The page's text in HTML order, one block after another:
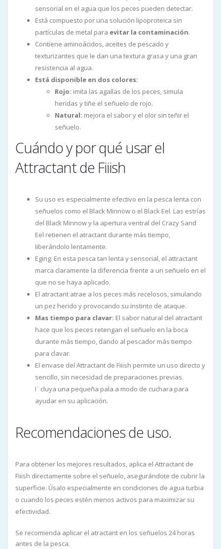
sensorial en el agua que los peces pueden detectar.
Está compuesto por una solución lipoproteica sin
partículas de metal para evitar la contaminación.
Contiene aminoácidos, aceites de pescado y
texturizantes que le dan una textura grasa y una gran
resistencia al agua.
Está disponible en dos colores:
Rojo: imita las agallas de los peces, simula
heridas y tiñe el señuelo de rojo.
Natural: mejora el sabor y el olor sin teñir el
señuelo.
Cuándo y por qué usar el
Attractant de Fiiish
Su uso es especialmente efectivo en la pesca lenta con
señuelos como el Black Minnow o el Black Eel. Las estrías
del Black Minnow y la apertura ventral del Crazy Sand
Eel retienen el atractant durante más tiempo,
liberándolo lentamente.
Eging: En esta pesca tan lenta y sensorial, el attractant
marca claramente la diferencia frente a un señuelo en el
que no se haya aplicado.
El atractant atrae a los peces más recelosos, simulando
un pez herido y provocando su instinto de ataque.
Mas tiempo para clavar: El sabor natural del atractant
hace que los peces retengan el señuelo en la boca
durante más tiempo, dando al pescador más tiempo
para clavar.
El envase del Attractant de Fiiish permite un uso directo y
sencillo, sin necesidad de preparaciones previas.
I¨cluya una pequeña pala a modo de cuchara para
ayudar en su aplicación.
Recomendaciones de uso.
Para obtener los mejores resultados, aplica el Attractant de
Fiiish directamente sobre el señuelo, asegurándote de cubrir la
superficie. Úsalo especialmente en condiciones de agua turbia
o cuando los peces estén menos activos para maximizar su
efectividad.
Se recomienda aplicar el atractant en los señuelos 24 horas
antes de la pesca.